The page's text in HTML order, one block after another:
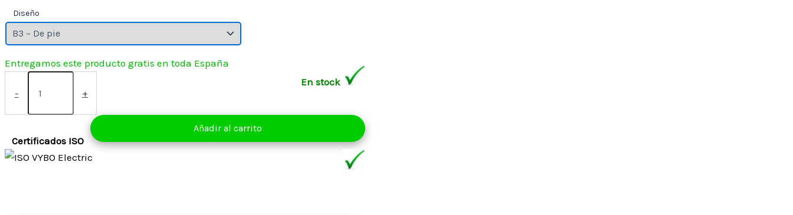
69,00 €
hasta
Diseño
En stock
-
0,18
kW
2720
rpm
(1AL63M1-
+
Añadir al carrito
Certificados ISO